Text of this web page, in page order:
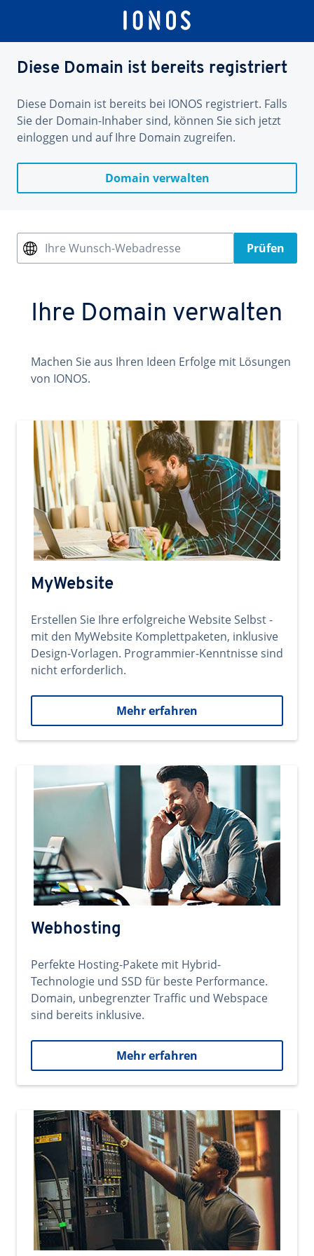
Diese Domain ist bereits registriert
Diese Domain ist bereits bei IONOS registriert. Falls
Sie der Domain-Inhaber sind, können Sie sich jetzt
einloggen und auf Ihre Domain zugreifen.
Domain verwalten
Ihre Wunsch-Webadresse Prüfen
Ihre Domain verwalten
Machen Sie aus Ihren Ideen Erfolge mit Lösungen
von IONOS.
MyWebsite
Erstellen Sie Ihre erfolgreiche Website Selbst -
mit den MyWebsite Komplettpaketen, inklusive
Design-Vorlagen. Programmier-Kenntnisse sind
nicht erforderlich.
Mehr erfahren
Webhosting
Perfekte Hosting-Pakete mit Hybrid-
Technologie und SSD für beste Performance.
Domain, unbegrenzter Traffic und Webspace
sind bereits inklusive.
Mehr erfahren